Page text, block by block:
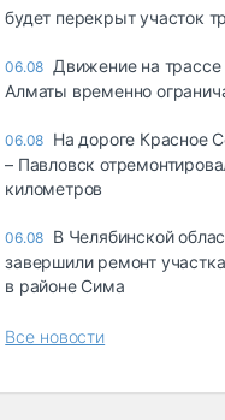
будет перекрыт участок
06.08 Движение на трассе
Алматы временно
06.08 На дороге Красное
– Павловск
километров
06.08 В Челябинской
завершили ремонт
в районе Сима
Все новости